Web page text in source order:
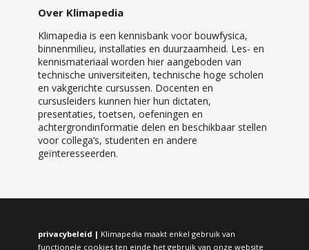
Over Klimapedia
Klimapedia is een kennisbank voor bouwfysica,
binnenmilieu, installaties en duurzaamheid. Les- en
kennismateriaal worden hier aangeboden van
technische universiteiten, technische hoge scholen
en vakgerichte cursussen. Docenten en
cursusleiders kunnen hier hun dictaten,
presentaties, toetsen, oefeningen en
achtergrondinformatie delen en beschikbaar stellen
voor collega’s, studenten en andere
geïnteresseerden.
privacybeleid | Klimapedia maakt enkel gebruik van
functionele cookies ten einde het gebruik van onze website